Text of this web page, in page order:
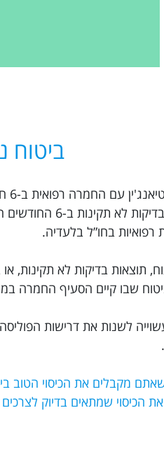
ביטוח
עברת ניתוח
בחו”ל בלעדיה.
תוצאות בדיקות לא תקינות,
שבו קיים הסעיף החמרה
לשנות את דרישות
הכיסוי שמתאים בדיוק